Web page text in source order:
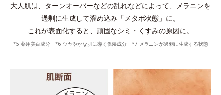
大人肌は、ターンオーバーなどの乱れなどによって、メラニンを
過剰に生成して溜め込み「メタボ状態」に。
これが表面化すると、頑固なシミ・くすみの原因に。
*5 薬用美白成分 *6 ツヤやかな肌に導く保湿成分 *7 メラニンが過剰に生成する状態